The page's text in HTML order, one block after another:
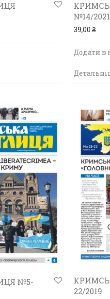
№14/2021
39,00 ₴
Додати в
№5-
22/2019